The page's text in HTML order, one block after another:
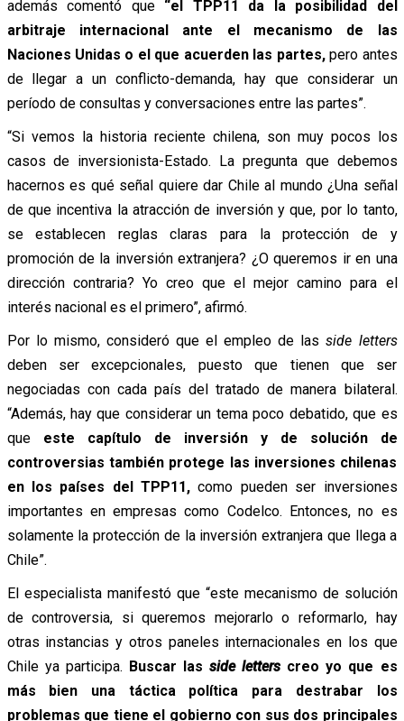
además comentó que “el TPP11 da la posibilidad del
arbitraje internacional ante el mecanismo de las
Naciones Unidas o el que acuerden las partes,pero antes
de llegar a un conflicto-demanda, hay que considerar un
período de consultas y conversaciones entre las partes”.
“Si vemos la historia reciente chilena, son muy pocos los
casos de inversionista-Estado. La pregunta que debemos
hacernos es qué señal quiere dar Chile al mundo ¿Una señal
de que incentiva la atracción de inversión y que, por lo tanto,
se establecen reglas claras para la protección de y
promoción de la inversión extranjera? ¿O queremos ir en una
dirección contraria? Yo creo que el mejor camino para el
interés nacional es el primero”, afirmó.
Por lo mismo, consideró que el empleo de lasside letters
deben ser excepcionales, puesto que tienen que ser
negociadas con cada país del tratado de manera bilateral.
“Además, hay que considerar un tema poco debatido, que es
que este capítulo de inversión y de solución de
controversias también protege las inversiones chilenas
en los países del TPP11, como pueden ser inversiones
importantes en empresas como Codelco. Entonces, no es
solamente la protección de la inversión extranjera que llega a
Chile”.
El especialista manifestó que “este mecanismo de solución
de controversia, si queremos mejorarlo o reformarlo, hay
otras instancias y otros paneles internacionales en los que
Chile ya participa. Buscar lasside letterscreo yo que es
más bien una táctica política para destrabar los
problemas que tiene el gobierno con sus dos principales